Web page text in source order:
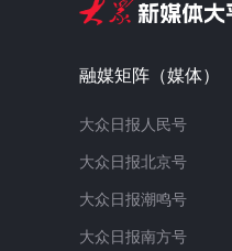
融媒矩阵（媒体）
大众日报人民号
大众日报北京号
大众日报潮鸣号
大众日报南方号